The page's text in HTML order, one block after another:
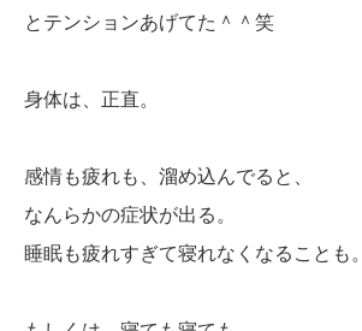
とテンションあげてた＾＾笑
身体は、正直。
感情も疲れも、溜め込んでると、
なんらかの症状が出る。
睡眠も疲れすぎて寝れなくなることも。